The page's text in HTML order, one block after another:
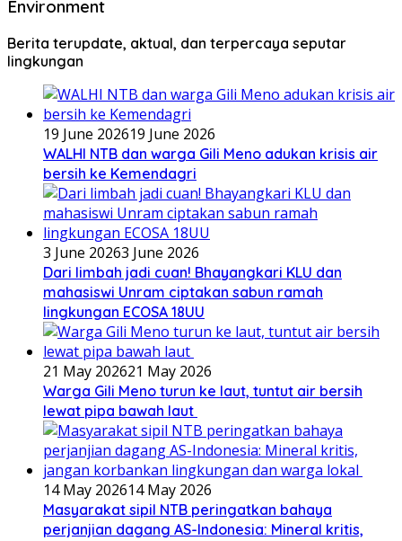
Environment
Berita terupdate, aktual, dan terpercaya seputar
lingkungan
19 June 202619 June 2026
WALHI NTB dan warga Gili Meno adukan krisis air
bersih ke Kemendagri
3 June 20263 June 2026
Dari limbah jadi cuan! Bhayangkari KLU dan
mahasiswi Unram ciptakan sabun ramah
lingkungan ECOSA 18UU
21 May 202621 May 2026
Warga Gili Meno turun ke laut, tuntut air bersih
lewat pipa bawah laut
14 May 202614 May 2026
Masyarakat sipil NTB peringatkan bahaya
perjanjian dagang AS-Indonesia: Mineral kritis,